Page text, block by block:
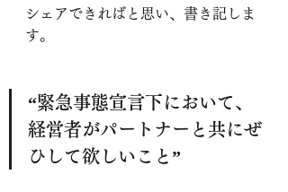
シェアできればと思い、書き記しま
す。
“緊急事態宣言下において、
経営者がパートナーと共にぜ
ひして欲しいこと”